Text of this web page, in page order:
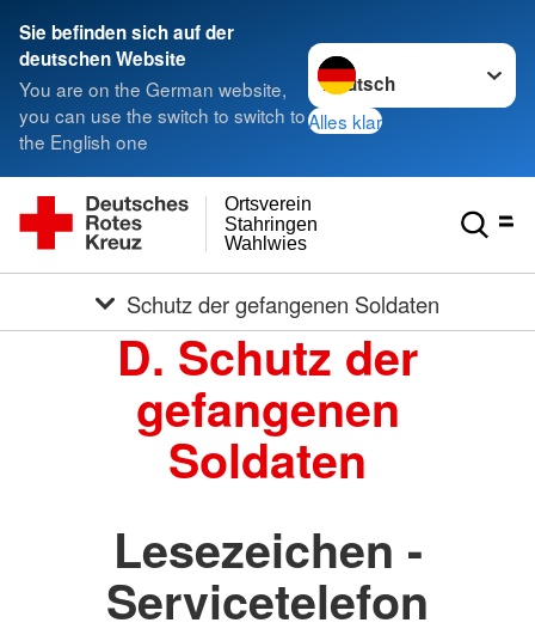
Sie befinden sich auf der
deutschen Website
You are on the German website,
you can use the switch to switch to
the English one
Sprache wechseln zu
Alles klar
Wahlwies
Stahringen
Ortsverein
Schutz der gefangenen Soldaten
D. Schutz der
gefangenen
Soldaten
Lesezeichen -
Servicetelefon